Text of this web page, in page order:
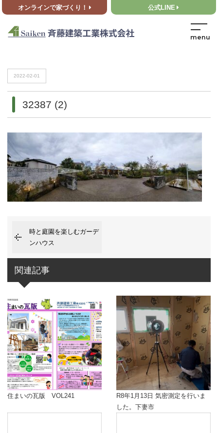
オンラインで家づくり！ 公式LINE
HOME>32387 (2)
2022-02-01
32387 (2)
時と庭園を楽しむガーデ
ンハウス
関連記事
住まいの瓦版 VOL241
R8年1月13日 気密測定を行いま
した。下妻市